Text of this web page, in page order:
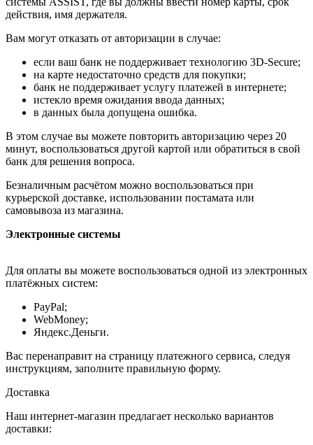
действия, имя держателя.
Вам могут отказать от авторизации в случае:
если ваш банк не поддерживает технологию 3D-Secure;
на карте недостаточно средств для покупки;
банк не поддерживает услугу платежей в интернете;
истекло время ожидания ввода данных;
в данных была допущена ошибка.
В этом случае вы можете повторить авторизацию через 20
минут, воспользоваться другой картой или обратиться в свой
банк для решения вопроса.
Безналичным расчётом можно воспользоваться при
курьерской доставке, использовании постамата или
самовывоза из магазина.
Электронные системы
Для оплаты вы можете воспользоваться одной из электронных
платёжных систем:
PayPal;
WebMoney;
Яндекс.Деньги.
Вас перенаправит на страницу платежного сервиса, следуя
инструкциям, заполните правильную форму.
Доставка
Наш интернет-магазин предлагает несколько вариантов
доставки: